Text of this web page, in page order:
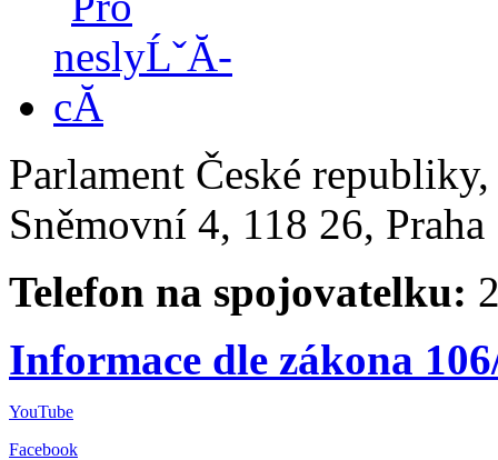
Parlament České
Sněmovní 4, 118 26,
Telefon na spojovatelku:
Informace dle zákona
YouTube
Facebook